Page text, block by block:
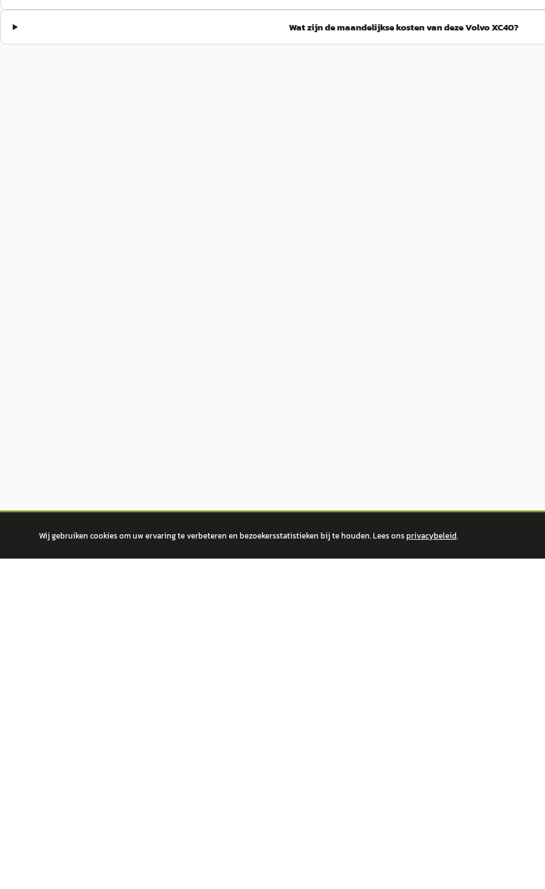
Wat zijn de maandelijkse kosten van deze Volvo XC40?
Wij gebruiken cookies om uw ervaring te verbeteren en bezoekersstatistieken bij te houden. Lees onsprivacybeleid.